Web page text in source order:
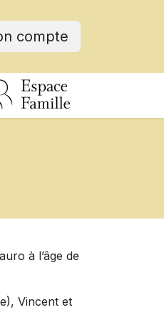
compte
à l’âge de
Vincent et